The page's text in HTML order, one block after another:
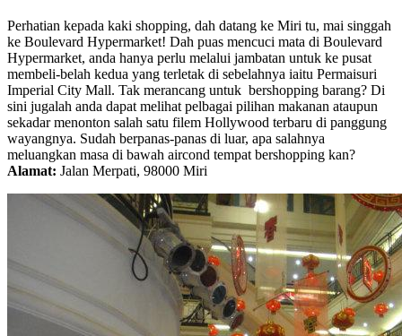
Perhatian kepada kaki shopping, dah datang ke Miri tu, mai singgah
ke Boulevard Hypermarket! Dah puas mencuci mata di Boulevard
Hypermarket, anda hanya perlu melalui jambatan untuk ke pusat
membeli-belah kedua yang terletak di sebelahnya iaitu Permaisuri
Imperial City Mall. Tak merancang untuk bershopping barang? Di
sini jugalah anda dapat melihat pelbagai pilihan makanan ataupun
sekadar menonton salah satu filem Hollywood terbaru di panggung
wayangnya. Sudah berpanas-panas di luar, apa salahnya
meluangkan masa di bawah aircond tempat bershopping kan?
Alamat: Jalan Merpati, 98000 Miri